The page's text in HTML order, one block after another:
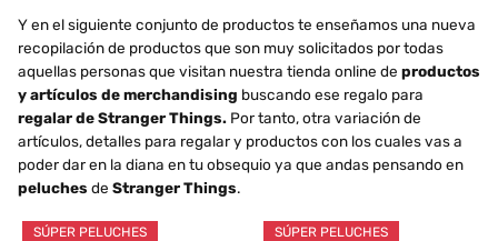
Y en el siguiente conjunto de productos te enseñamos una nueva
recopilación de productos que son muy solicitados por todas
aquellas personas que visitan nuestra tienda online de productos
y artículos de merchandising buscando ese regalo para
regalar de Stranger Things. Por tanto, otra variación de
artículos, detalles para regalar y productos con los cuales vas a
poder dar en la diana en tu obsequio ya que andas pensando en
peluches de Stranger Things.
SÚPER PELUCHES SÚPER PELUCHES